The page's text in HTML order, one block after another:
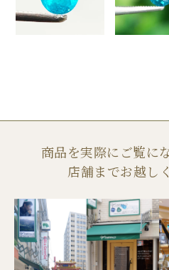
商品を実際にご覧に
店舗までお越し